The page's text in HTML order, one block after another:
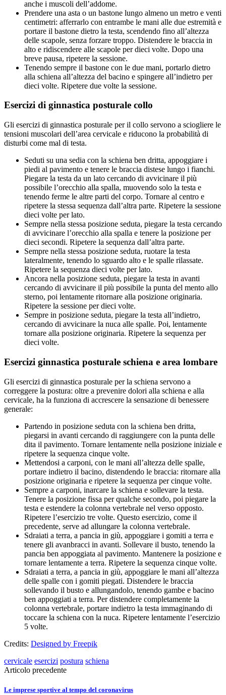
anche i muscoli dell’addome.
Prendere una asta o un bastone lungo almeno un metro e venti
centimetri: afferrarlo con entrambe le mani alle due estremità e
portare il bastone dietro la testa, scendendo fino all’altezza
delle scapole, senza forzare troppo. Distendere le braccia in
alto e ridiscendere alle scapole per dieci volte. Dopo una
breve pausa, ripetere la sessione.
Tenendo sempre il bastone con le due mani, portarlo dietro
alla schiena all’altezza del bacino e spingere all’indietro per
dieci volte. Ripetere due volte la sessione.
Esercizi di ginnastica posturale collo
Gli esercizi di ginnastica posturale per il collo servono a sciogliere le
tensioni muscolari dell’area cervicale e riducono la probabilità di
disturbi come mal di testa.
Seduti su una sedia con la schiena ben dritta, appoggiare i
piedi al pavimento e tenere le braccia distese lungo i fianchi.
Piegare la testa da un lato cercando di avvicinare il più
possibile l’orecchio alla spalla, muovendo solo la testa e
tenendo ferme le altre parti del corpo. Tornare al centro e
ripetere la stessa sequenza dall’altra parte. Ripetere la sessione
dieci volte per lato.
Sempre nella stessa posizione seduta, piegare la testa cercando
di avvicinare l’orecchio alla spalla e tenere la posizione per
dieci secondi. Ripetere la sequenza dall’altra parte.
Sempre nella stessa posizione seduta, ruotare la testa
lateralmente, tenendo lo sguardo alto e le spalle rilassate.
Ripetere la sequenza dieci volte per lato.
Ancora nella posizione seduta, piegare la testa in avanti
cercando di avvicinare il più possibile la punta del mento allo
sterno, poi lentamente ritornare alla posizione originaria.
Ripetere la sessione per dieci volte.
Sempre in posizione seduta, piegare la testa all’indietro,
cercando di avvicinare la nuca alle spalle. Poi, lentamente
tornare alla posizione originaria. Ripetere la sequenza per
dieci volte.
Esercizi ginnastica posturale schiena e area lombare
Gli esercizi di ginnastica posturale per la schiena servono a
correggere la postura: oltre a prevenire dolori alla schiena e alla
cervicale, ha la funziona di accrescere la sensazione di benessere
generale:
Partendo in posizione seduta con la schiena ben dritta,
piegarsi in avanti cercando di raggiungere con la punta delle
dita il pavimento. Tornare lentamente nella posizione iniziale e
ripetere la sequenza cinque volte.
Mettendosi a carponi, con le mani all’altezza delle spalle,
portare indietro il bacino, distendendo le braccia: ritornare alla
posizione originaria e ripetere la sequenza per cinque volte.
Sempre a carponi, inarcare la schiena e sollevare la testa.
Tenere la posizione fissa per qualche secondo, poi piegare la
testa e estendere la colonna vertebrale nel verso opposto.
Ripetere l’esercizio tre volte. Questo esercizio, come il
precedente, serve ad allungare la colonna vertebrale.
Sdraiati a terra, a pancia in giù, appoggiare i gomiti a terra e
tenere gli avanbracci in avanti. Sollevare il busto, tenendo la
pancia ben appoggiata al pavimento. Mantenere la posizione e
tornare lentamente a terra. Ripetere la sequenza cinque volte.
Sdraiati a terra, a pancia in giù, appoggiare le mani all’altezza
delle spalle con i gomiti piegati. Distendere le braccia
sollevando il busto e allungandolo, tenendo gambe e bacino
ben appoggiati a terra. Per distendere completamente la
colonna vertebrale, portare indietro la testa immaginando di
toccare la schiena con la nuca. Ripetere lentamente l’esercizio
5 volte.
Credits: Designed by Freepik
cervicale esercizi postura schiena
Articolo precedente
Le imprese sportive al tempo del coronavirus